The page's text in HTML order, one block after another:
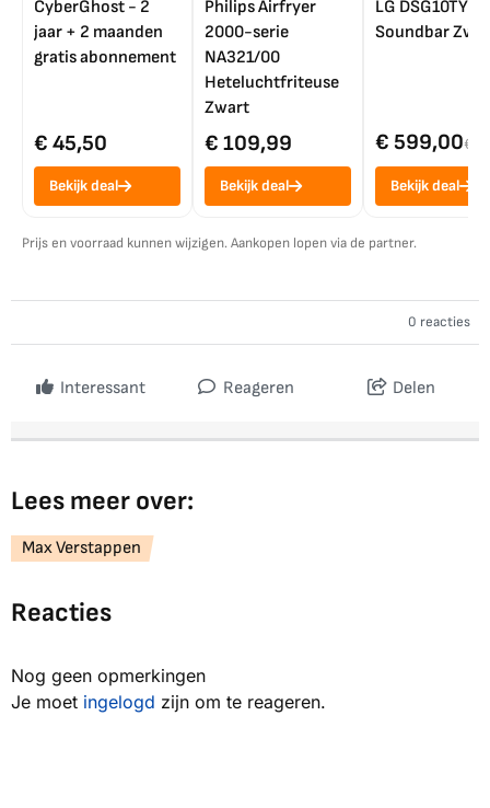
CyberGhost - 2
jaar + 2 maanden
gratis abonnement
€ 45,50
Bekijk deal
Philips Airfryer
2000-serie
NA321/00
Heteluchtfriteuse
Zwart
€ 109,99
Bekijk deal
LG DSG10TY
Soundbar
€ 599,00€
Bekijk deal
Prijs en voorraad kunnen wijzigen. Aankopen lopen via de partner.
0 reacties
Interessant Reageren Delen
Lees meer over:
Max Verstappen
Reacties
Nog geen opmerkingen
Je moet ingelogd zijn om te reageren.